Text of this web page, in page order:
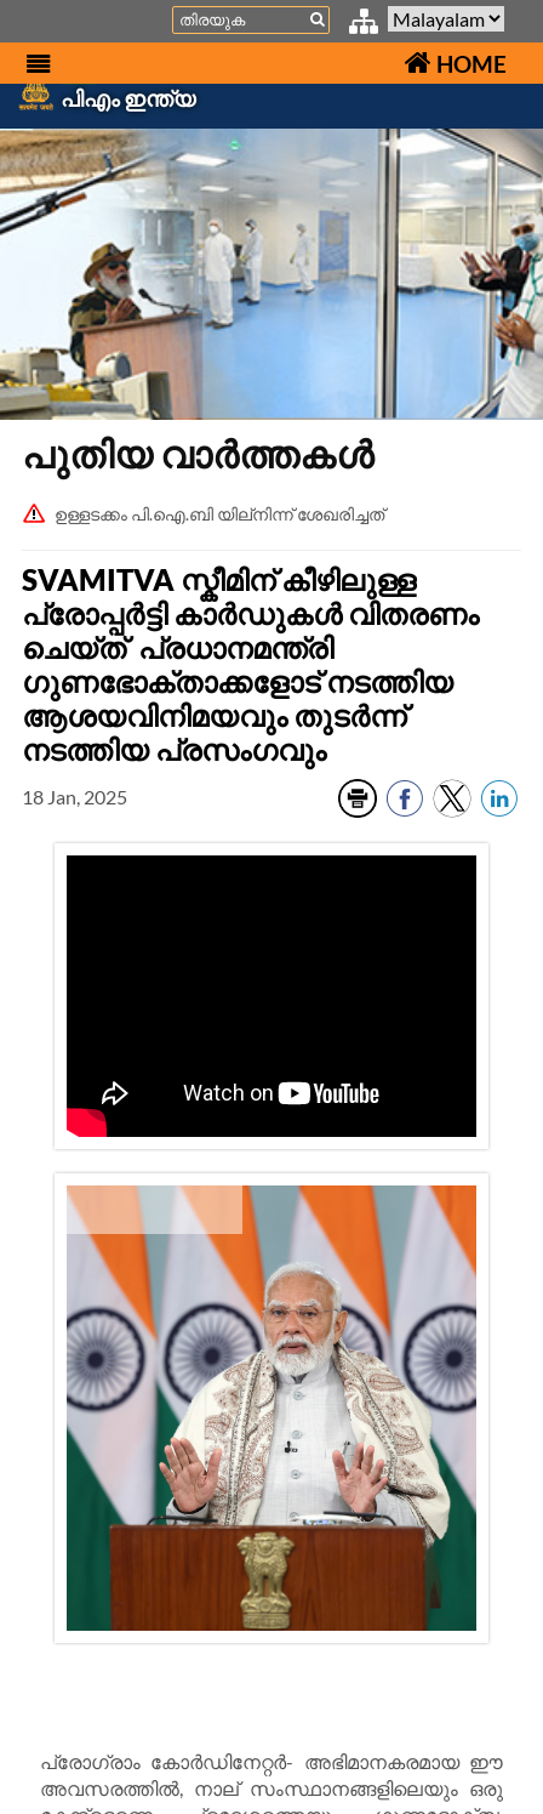
Search
HOME
പിഎം ഇന്ത്യ
പുതിയ വാർത്തകൾ
ഉള്ളടക്കം പി.ഐ.ബി യില്നിന്ന് ശേഖരിച്ചത്
SVAMITVA സ്കീമിന് കീഴിലുള്ള
പ്രോപ്പർട്ടി കാർഡുകൾ വിതരണം
ചെയ്ത് പ്രധാനമന്ത്രി
ഗുണഭോക്താക്കളോട് നടത്തിയ
ആശയവിനിമയവും തുടർന്ന്
നടത്തിയ പ്രസം​ഗവും
18 Jan, 2025
പ്രോഗ്രാം കോർഡിനേറ്റർ- അഭിമാനകരമായ ഈ
അവസരത്തിൽ, നാല് സംസ്ഥാനങ്ങളിലെയും ഒരു